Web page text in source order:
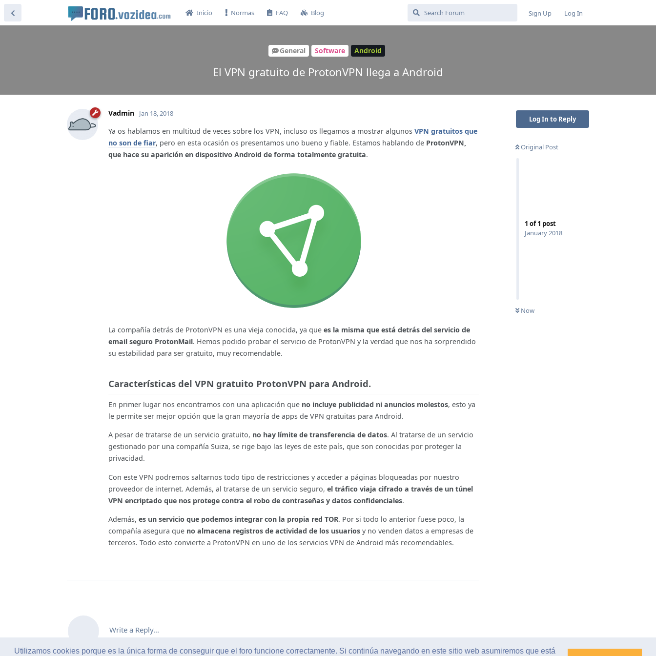
Utilizamos cookies porque es la única forma de conseguir que el foro funcione correctamente. Si continúa navegando en este sitio web asumiremos que está
Inicio Normas FAQ Blog Sign Up Log In
General Software Android
El VPN gratuito de ProtonVPN llega a Android
Log In to Reply
Original Post
1 of1 post
January 2018
Now
Vadmin Jan 18, 2018
Ya os hablamos en multitud de veces sobre los VPN, incluso os llegamos a mostrar algunos VPN gratuitos que
no son de fiar, pero en esta ocasión os presentamos uno bueno y fiable. Estamos hablando de ProtonVPN,
que hace su aparición en dispositivo Android de forma totalmente gratuita.
La compañía detrás de ProtonVPN es una vieja conocida, ya que es la misma que está detrás del servicio de
email seguro ProtonMail. Hemos podido probar el servicio de ProtonVPN y la verdad que nos ha sorprendido
su estabilidad para ser gratuito, muy recomendable.
Características del VPN gratuito ProtonVPN para Android.
En primer lugar nos encontramos con una aplicación que no incluye publicidad ni anuncios molestos, esto ya
le permite ser mejor opción que la gran mayoría de apps de VPN gratuitas para Android.
A pesar de tratarse de un servicio gratuito, no hay límite de transferencia de datos. Al tratarse de un servicio
gestionado por una compañía Suiza, se rige bajo las leyes de este país, que son conocidas por proteger la
privacidad.
Con este VPN podremos saltarnos todo tipo de restricciones y acceder a páginas bloqueadas por nuestro
proveedor de internet. Además, al tratarse de un servicio seguro, el tráfico viaja cifrado a través de un túnel
VPN encriptado que nos protege contra el robo de contraseñas y datos confidenciales.
Además, es un servicio que podemos integrar con la propia red TOR. Por si todo lo anterior fuese poco, la
compañía asegura que no almacena registros de actividad de los usuarios y no venden datos a empresas de
terceros. Todo esto convierte a ProtonVPN en uno de los servicios VPN de Android más recomendables.
Write a Reply...